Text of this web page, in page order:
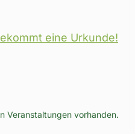
eine Urkunde!
Veranstaltungen vorhanden.